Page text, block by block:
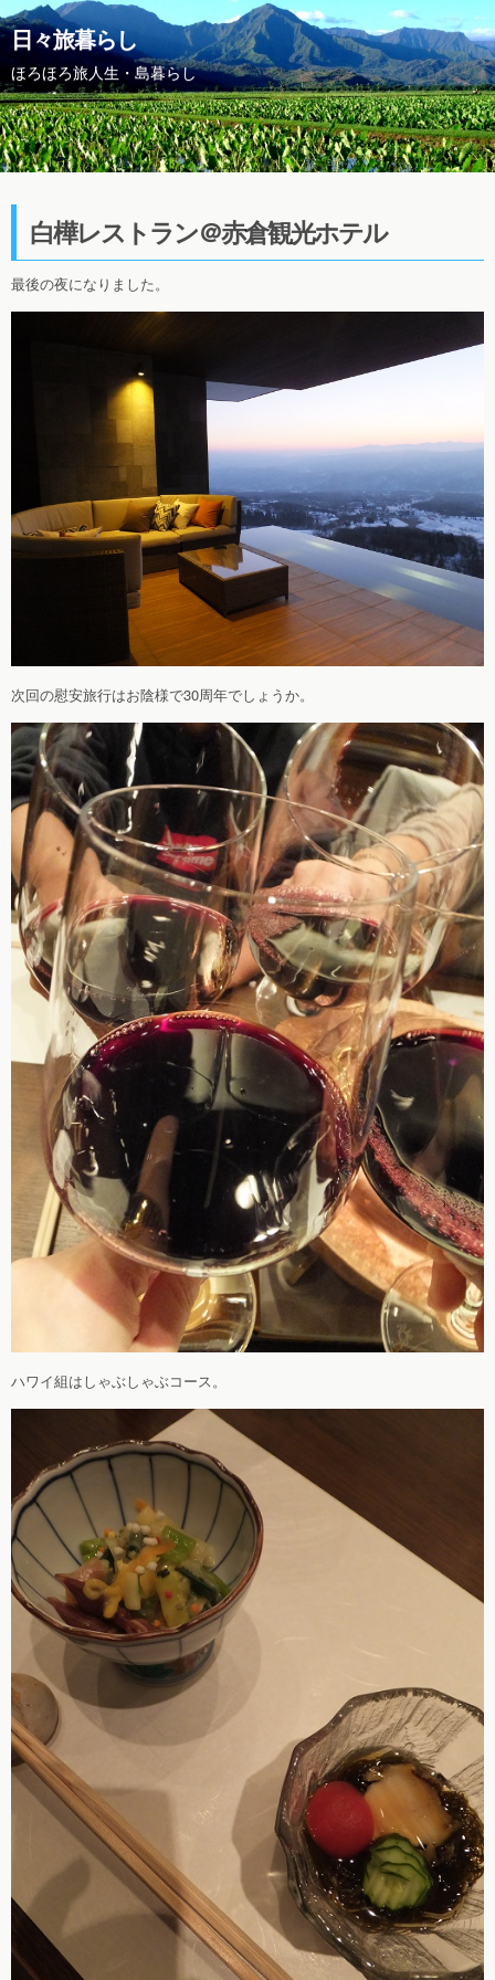
日々旅暮らし
ほろほろ旅人生・島暮らし
白樺レストラン＠赤倉観光ホテル
最後の夜になりました。
次回の慰安旅行はお陰様で30周年でしょうか。
ハワイ組はしゃぶしゃぶコース。